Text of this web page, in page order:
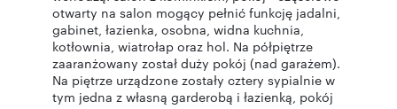
otwarty na salon mogący pełnić funkcję jadalni,
gabinet, łazienka, osobna, widna kuchnia,
kotłownia, wiatrołap oraz hol. Na półpiętrze
zaaranżowany został duży pokój (nad garażem).
Na piętrze urządzone zostały cztery sypialnie w
tym jedna z własną garderobą i łazienką, pokój